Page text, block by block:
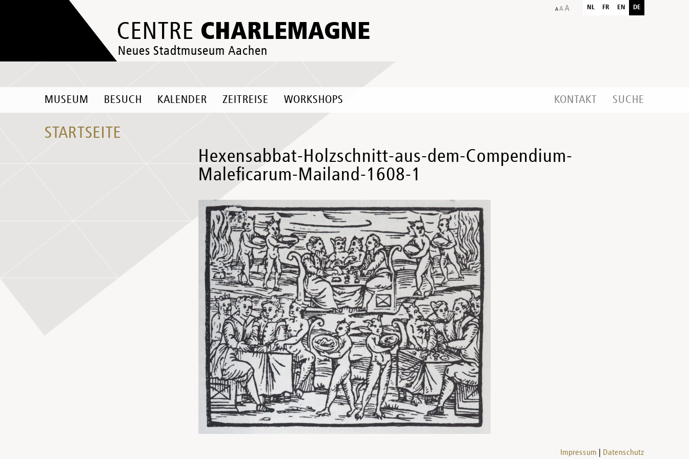
CENTRE CHARLEMAGNE
Neues Stadtmuseum Aachen
NL FR EN DE
MUSEUM BESUCH KALENDER ZEITREISE WORKSHOPS KONTAKT SUCHE
STARTSEITE
Hexensabbat-Holzschnitt-aus-dem-Compendium-
Maleficarum-Mailand-1608-1
Impressum Datenschutz